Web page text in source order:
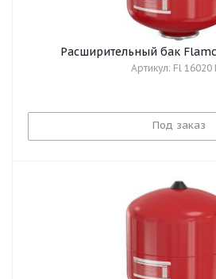
Расширительный бак
Артикул: Fl 16020
Под заказ